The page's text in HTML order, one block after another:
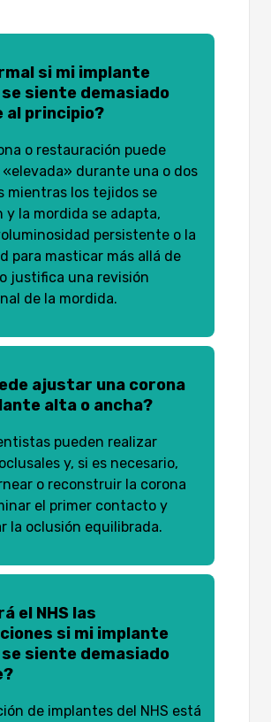
si mi implante
siente demasiado
al principio?
o restauración puede
durante una o dos
mientras los tejidos se
y la mordida se adapta,
persistente o la
para masticar más allá de
justifica una revisión
de la mordida.
ajustar una corona
alta o ancha?
pueden realizar
y, si es necesario,
o reconstruir la corona
el primer contacto y
la oclusión equilibrada.
el NHS las
si mi implante
siente demasiado
de implantes del NHS está